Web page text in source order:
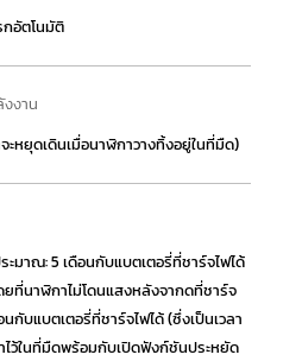
กอัตโนมัติ
งาน
หยุดเดินเมื่อนาฬิกาวางทิ้งอยู่ในที่มืด)
ะมาณ: 5 เดือนกับแบตเตอรี่ที่ชาร์จไฟได้
ยที่นาฬิกาไม่โดนแสงหลังจากดที่ชาร์จ
กับแบตเตอรี่ที่ชาร์จไฟได้ (ซึ่งเป็นเวลา
ไว้ในที่มืดพร้อมกับเปิดฟังก์ชันประหยัด